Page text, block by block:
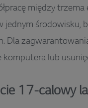
między
środowisku,
Dla
lub
17-calowy